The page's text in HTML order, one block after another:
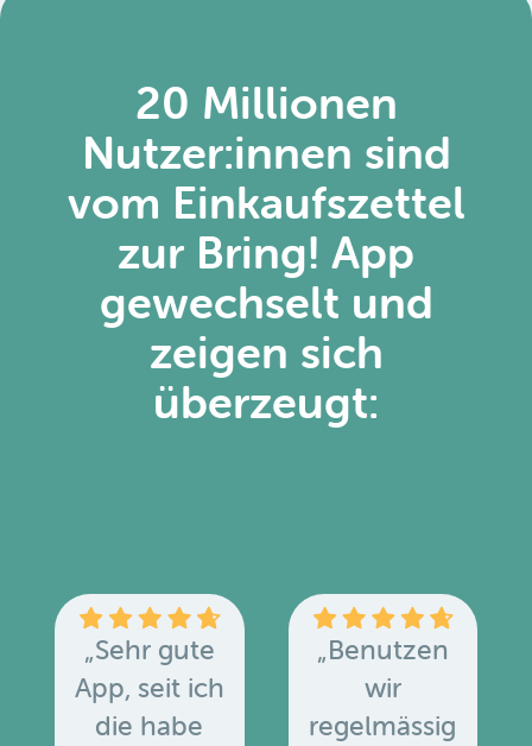
20 Millionen
Nutzer:innen sind
vom Einkaufszettel
zur Bring! App
gewechselt und
zeigen sich
überzeugt:
„Sehr gute
App, seit ich
die habe
„Benutzen
wir
regelmässig